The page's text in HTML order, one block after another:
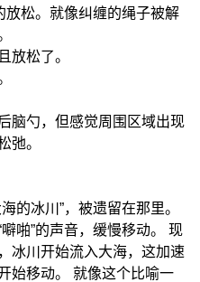
放松。就像纠缠的绳子被解
放松了。
脑勺，但感觉周围区域出现
弛。
的冰川”，被遗留在那里。
啪”的声音，缓慢移动。 现
冰川开始流入大海，这加速
始移动。 就像这个比喻一